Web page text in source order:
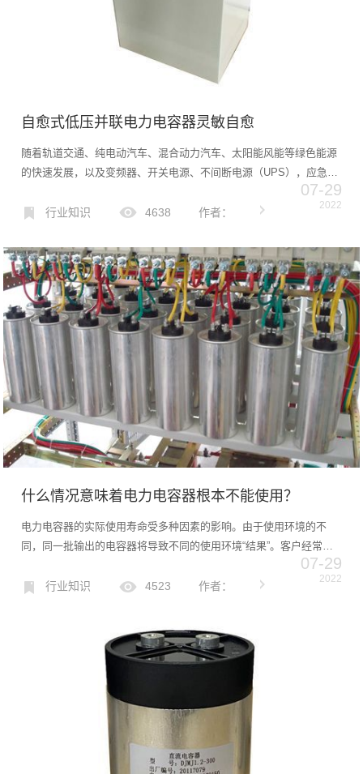
自愈式低压并联电力电容器灵敏自愈
随着轨道交通、纯电动汽车、混合动力汽车、太阳能风能等绿色能源
的快速发展，以及变频器、开关电源、不间断电源（UPS），应急电
源（EPS），机车、船舶军舰电力牵引驱动等储能、平滑滤波大容量
电容器需求增加、高场强、高能密度、积木、紧凑结构、模块化...
行业知识 4638 作者：
07-29
2022
什么情况意味着电力电容器根本不能使用？
电力电容器的实际使用寿命受多种因素的影响。由于使用环境的不
同，同一批输出的电容器将导致不同的使用环境“结果”。客户经常会
问：如果电力电容器的温度太高，是否不能使用；电容器是否可以继
续使用？……究竟出现了什么情况才能代表电力电容器完全不能继
行业知识 4523 作者：
07-29
2022